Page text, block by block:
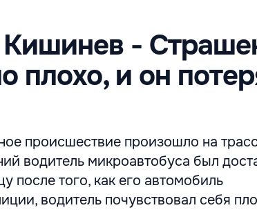
-
плохо, и он
происшествие произошло на
водитель микроавтобуса был
после того, как его автомобиль
водитель почувствовал себя